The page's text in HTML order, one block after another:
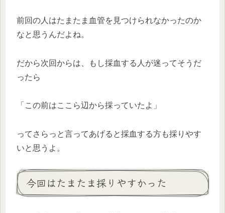
前回の人はたまたま血管を見つけられなかったのか
なと思うんだよね。
だから次回からは、もし採血する人が迷ってそうだ
ったら
「この前はここら辺から採っていたよ」
ってさらっと言ってあげると採血する方も採りやす
いと思うよ。
今回はたまたま採りやすかった